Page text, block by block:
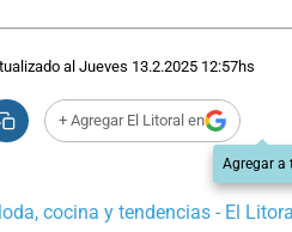
al Jueves 13.2.2025 12:57hs
+ Agregar El Litoral en
Agregar a
cocina y tendencias - El